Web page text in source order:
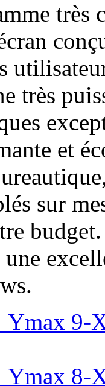
très
très
et
sur
9-
8-